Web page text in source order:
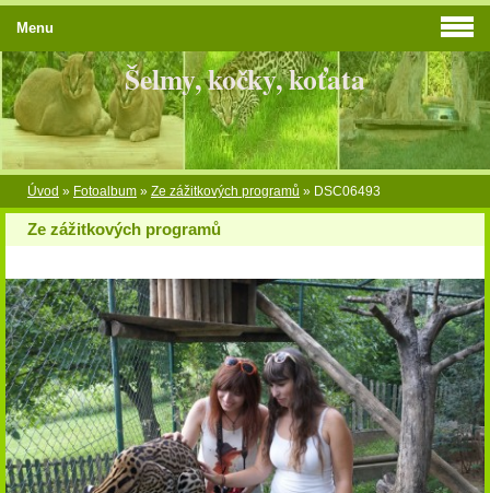
Šelmy, kočky, koťata
Úvod » Fotoalbum » Ze zážitkových programů » DSC06493
Ze zážitkových programů
Menu